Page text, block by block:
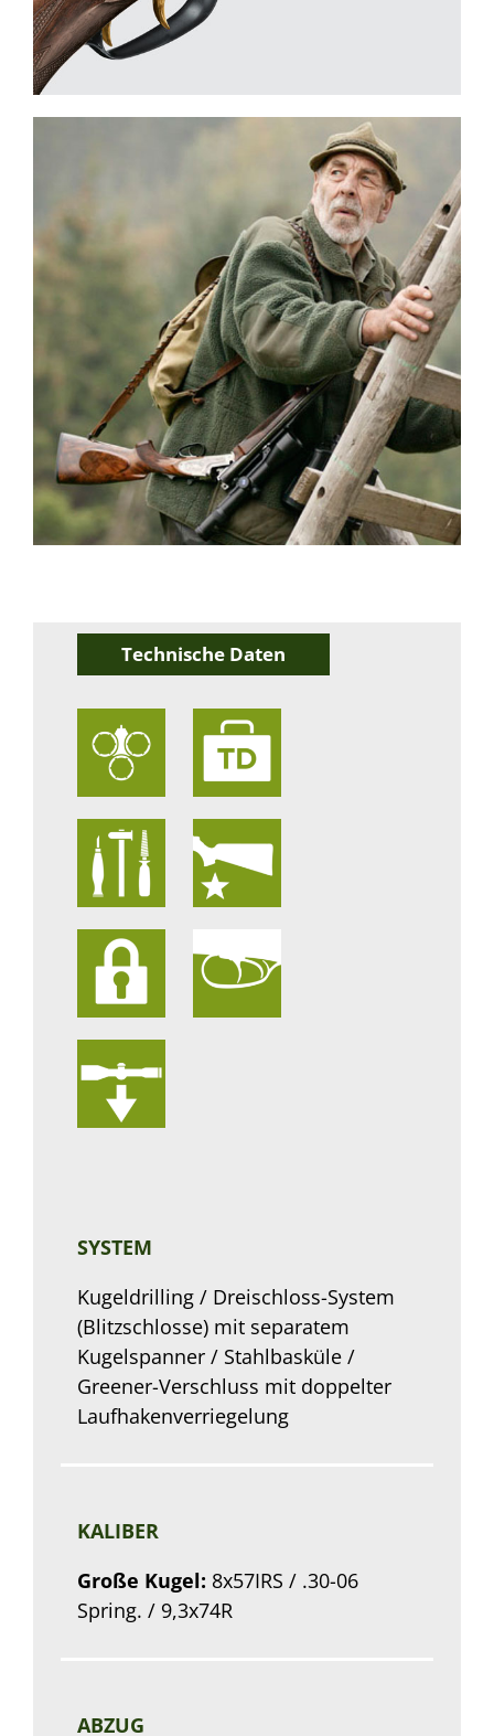
Technische Daten
SYSTEM
Kugeldrilling / Dreischloss-System
(Blitzschlosse) mit separatem
Kugelspanner / Stahlbasküle /
Greener-Verschluss mit doppelter
Laufhakenverriegelung
KALIBER
Große Kugel: 8x57IRS / .30-06
Spring. / 9,3x74R
ABZUG